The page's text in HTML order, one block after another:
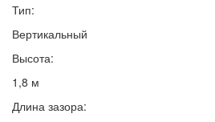
Тип:
Вертикальный
Высота:
1,8 м
Длина зазора: